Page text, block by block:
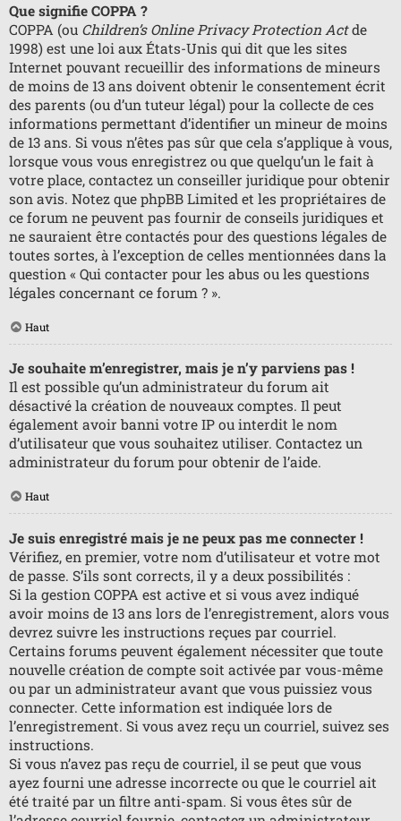
Que signifie COPPA ?
COPPA (ou Children’s Online Privacy Protection Actde
1998) est une loi aux États-Unis qui dit que les sites
Internet pouvant recueillir des informations de mineurs
de moins de 13 ans doivent obtenir le consentement écrit
des parents (ou d’un tuteur légal) pour la collecte de ces
informations permettant d’identifier un mineur de moins
de 13 ans. Si vous n’êtes pas sûr que cela s’applique à vous,
lorsque vous vous enregistrez ou que quelqu’un le fait à
votre place, contactez un conseiller juridique pour obtenir
son avis. Notez que phpBB Limited et les propriétaires de
ce forum ne peuvent pas fournir de conseils juridiques et
ne sauraient être contactés pour des questions légales de
toutes sortes, à l’exception de celles mentionnées dans la
question « Qui contacter pour les abus ou les questions
légales concernant ce forum ? ».
Haut
Je souhaite m’enregistrer, mais je n’y parviens pas !
Il est possible qu’un administrateur du forum ait
désactivé la création de nouveaux comptes. Il peut
également avoir banni votre IP ou interdit le nom
d’utilisateur que vous souhaitez utiliser. Contactez un
administrateur du forum pour obtenir de l’aide.
Haut
Je suis enregistré mais je ne peux pas me connecter !
Vérifiez, en premier, votre nom d’utilisateur et votre mot
de passe. S’ils sont corrects, il y a deux possibilités :
Si la gestion COPPA est active et si vous avez indiqué
avoir moins de 13 ans lors de l’enregistrement, alors vous
devrez suivre les instructions reçues par courriel.
Certains forums peuvent également nécessiter que toute
nouvelle création de compte soit activée par vous-même
ou par un administrateur avant que vous puissiez vous
connecter. Cette information est indiquée lors de
l’enregistrement. Si vous avez reçu un courriel, suivez ses
instructions.
Si vous n’avez pas reçu de courriel, il se peut que vous
ayez fourni une adresse incorrecte ou que le courriel ait
été traité par un filtre anti-spam. Si vous êtes sûr de